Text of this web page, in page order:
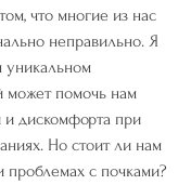
что многие из нас
неправильно. Я
уникальном
может помочь нам
и дискомфорта при
Но стоит ли нам
с почками?